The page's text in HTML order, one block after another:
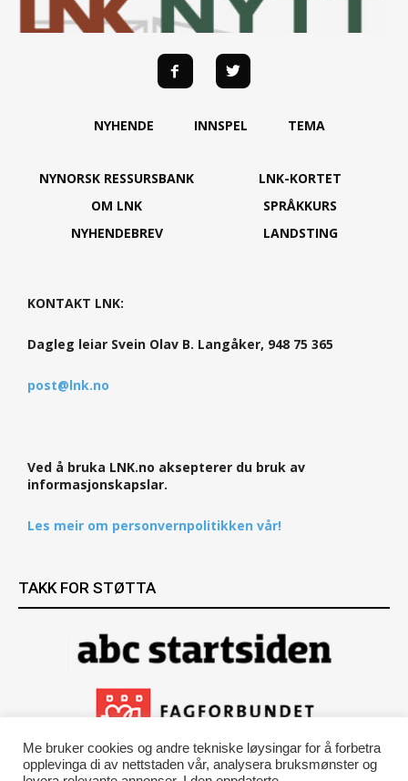
NYHENDE INNSPEL TEMA
NYNORSK RESSURSBANK
OM LNK
NYHENDEBREV
LNK-KORTET
SPRÅKKURS
LANDSTING
KONTAKT LNK:
Dagleg leiar Svein Olav B. Langåker, 948 75 365
post@lnk.no
Ved å bruka LNK.no aksepterer du bruk av
informasjonskapslar.
Les meir om personvernpolitikken vår!
TAKK FOR STØTTA
Me bruker cookies og andre tekniske løysingar for å forbetra
opplevinga di av nettstaden vår, analysera bruksmønster og